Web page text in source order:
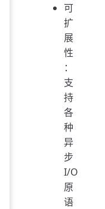
可
扩
展
性
：
支
持
各
种
异
步
I/O
原
语